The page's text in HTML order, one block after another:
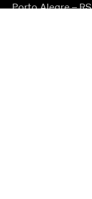
Porto Alegre – RS